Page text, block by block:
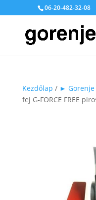
06-20-482-32-08
Kezdőlap / ► Gorenje
fej G-FORCE FREE